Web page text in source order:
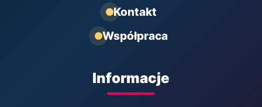
Kontakt
Współpraca
Informacje